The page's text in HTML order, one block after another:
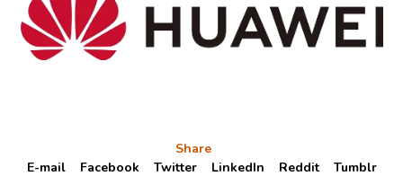
Share
E-mail
Facebook Twitter LinkedIn Reddit Tumblr